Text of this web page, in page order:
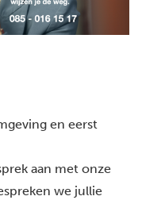
en eerst
aan met onze
we jullie